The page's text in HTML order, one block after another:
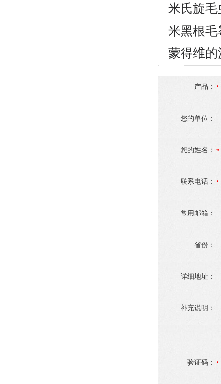
米氏旋
米黑根
蒙得维
产品：
您的单位：
您的姓名：
联系电话：
常用邮箱：
省份：
详细地址：
补充说明：
验证码：